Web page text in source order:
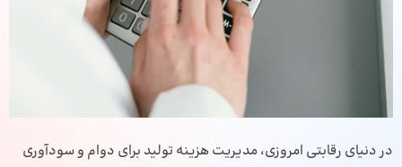
در دنیای رقابتی امروزی، مدیریت هزینه تولید برای دوام و سودآوری